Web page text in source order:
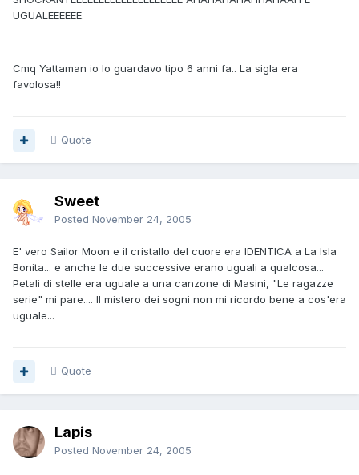
UGUALEEEEEE.
Cmq Yattaman io lo guardavo tipo 6 anni fa.. La sigla era
favolosa!!
Quote
Sweet
Posted November 24, 2005
E' vero Sailor Moon e il cristallo del cuore era IDENTICA a La Isla
Bonita... e anche le due successive erano uguali a qualcosa...
Petali di stelle era uguale a una canzone di Masini, "Le ragazze
serie" mi pare.... Il mistero dei sogni non mi ricordo bene a cos'era
uguale...
Quote
Lapis
Posted November 24, 2005